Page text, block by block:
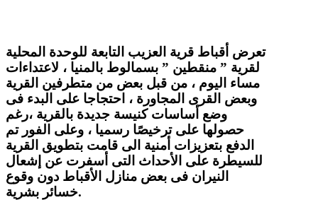
تعرض أقباط قرية العزيب التابعة للوحدة المحلية
لقرية ” منقطين ” بسمالوط بالمنيا ، لاعتداءات
مساء اليوم ، من قبل بعض من متطرفين القرية
وبعض القرى المجاورة ، احتجاجا على البدء فى
وضع أساسات كنيسة جديدة بالقرية ،رغم
حصولها على ترخيصًا رسميا ، وعلى الفور تم
الدفع بتعزيزات أمنية الى قامت بتطويق القرية
للسيطرة على الأحداث التى أسفرت عن إشعال
النيران فى بعض منازل الأقباط دون وقوع
خسائر بشرية.